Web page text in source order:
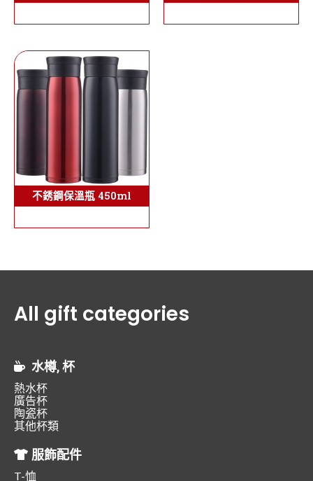
不銹鋼保溫瓶 450ml
All gift categories
水樽, 杯
熱水杯
廣告杯
陶瓷杯
其他杯類
服飾配件
T-恤